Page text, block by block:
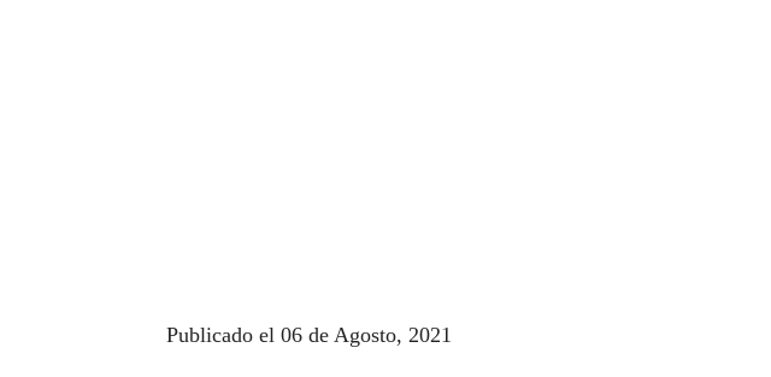
Publicado el 06 de Agosto, 2021